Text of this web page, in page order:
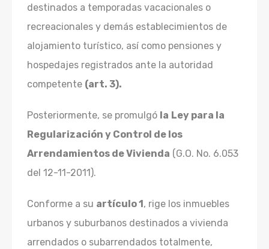
destinados a temporadas vacacionales o
recreacionales y demás establecimientos de
alojamiento turístico, así como pensiones y
hospedajes registrados ante la autoridad
competente (art. 3).
Posteriormente, se promulgó la Ley para la
Regularización y Control de los
Arrendamientos de Vivienda (G.O. No. 6.053
del 12-11-2011).
Conforme a su artículo 1 , rige los inmuebles
urbanos y suburbanos destinados a vivienda
arrendados o subarrendados totalmente,